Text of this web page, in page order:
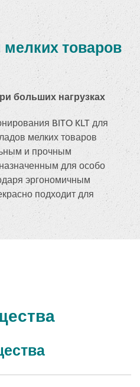
товаров
больших нагрузках
BITO KLT для
мелких товаров
и прочным
для особо
эргономичным
подходит для